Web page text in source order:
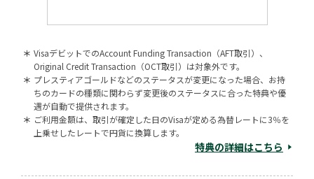
＊ VisaデビットでのAccount Funding Transaction（AFT取引）、
Original Credit Transaction（OCT取引）は対象外です。
＊ プレスティアゴールドなどのステータスが変更になった場合、お持
ちのカードの種類に関わらず変更後のステータスに合った特典や優
遇が自動で提供されます。
＊ ご利用金額は、取引が確定した日のVisaが定める為替レートに3％を
上乗せしたレートで円貨に換算します。
特典の詳細はこちら